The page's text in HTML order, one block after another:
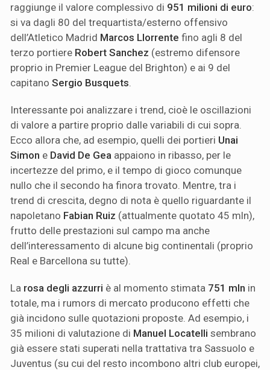
raggiunge il valore complessivo di 951 milioni di euro:
si va dagli 80 del trequartista/esterno offensivo
dell’Atletico Madrid Marcos Llorrente fino agli 8 del
terzo portiere Robert Sanchez (estremo difensore
proprio in Premier League del Brighton) e ai 9 del
capitano Sergio Busquets
Interessante poi analizzare i trend, cioè le oscillazioni
di valore a partire proprio dalle variabili di cui sopra.
Ecco allora che, ad esempio, quelli dei portieri Unai
Simon e David De Gea appaiono in ribasso, per le
incertezze del primo, e il tempo di gioco comunque
nullo che il secondo ha finora trovato. Mentre, tra i
trend di crescita, degno di nota è quello riguardante il
napoletano Fabian Ruiz (attualmente quotato 45 mln),
frutto delle prestazioni sul campo ma anche
dell’interessamento di alcune big continentali (proprio
Real e Barcellona su tutte).
La rosa degli azzurri è al momento stimata 751 mln in
totale, ma i rumors di mercato producono effetti che
già incidono sulle quotazioni proposte. Ad esempio, i
35 milioni di valutazione di Manuel Locatelli sembrano
già essere stati superati nella trattativa tra Sassuolo e
Juventus (su cui del resto incombono altri club europei,